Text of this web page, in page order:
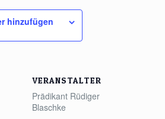
hinzufügen
VERANSTALTER
Prädikant Rüdiger
Blaschke